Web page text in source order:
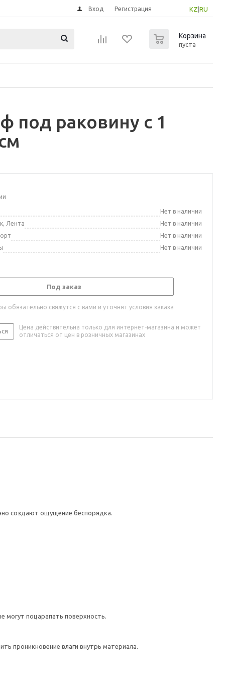
KZ RU
Вход Регистрация
Корзина
пуста
под раковину с 1
Нет в наличии
Лента
Нет в наличии
Нет в наличии
Нет в наличии
Под заказ
обязательно свяжутся с вами и уточнят условия заказа
Цена действительна только для интернет-магазина и может
отличаться от цен в розничных магазинах
создают ощущение беспорядка.
могут поцарапать поверхность.
проникновение влаги внутрь материала.